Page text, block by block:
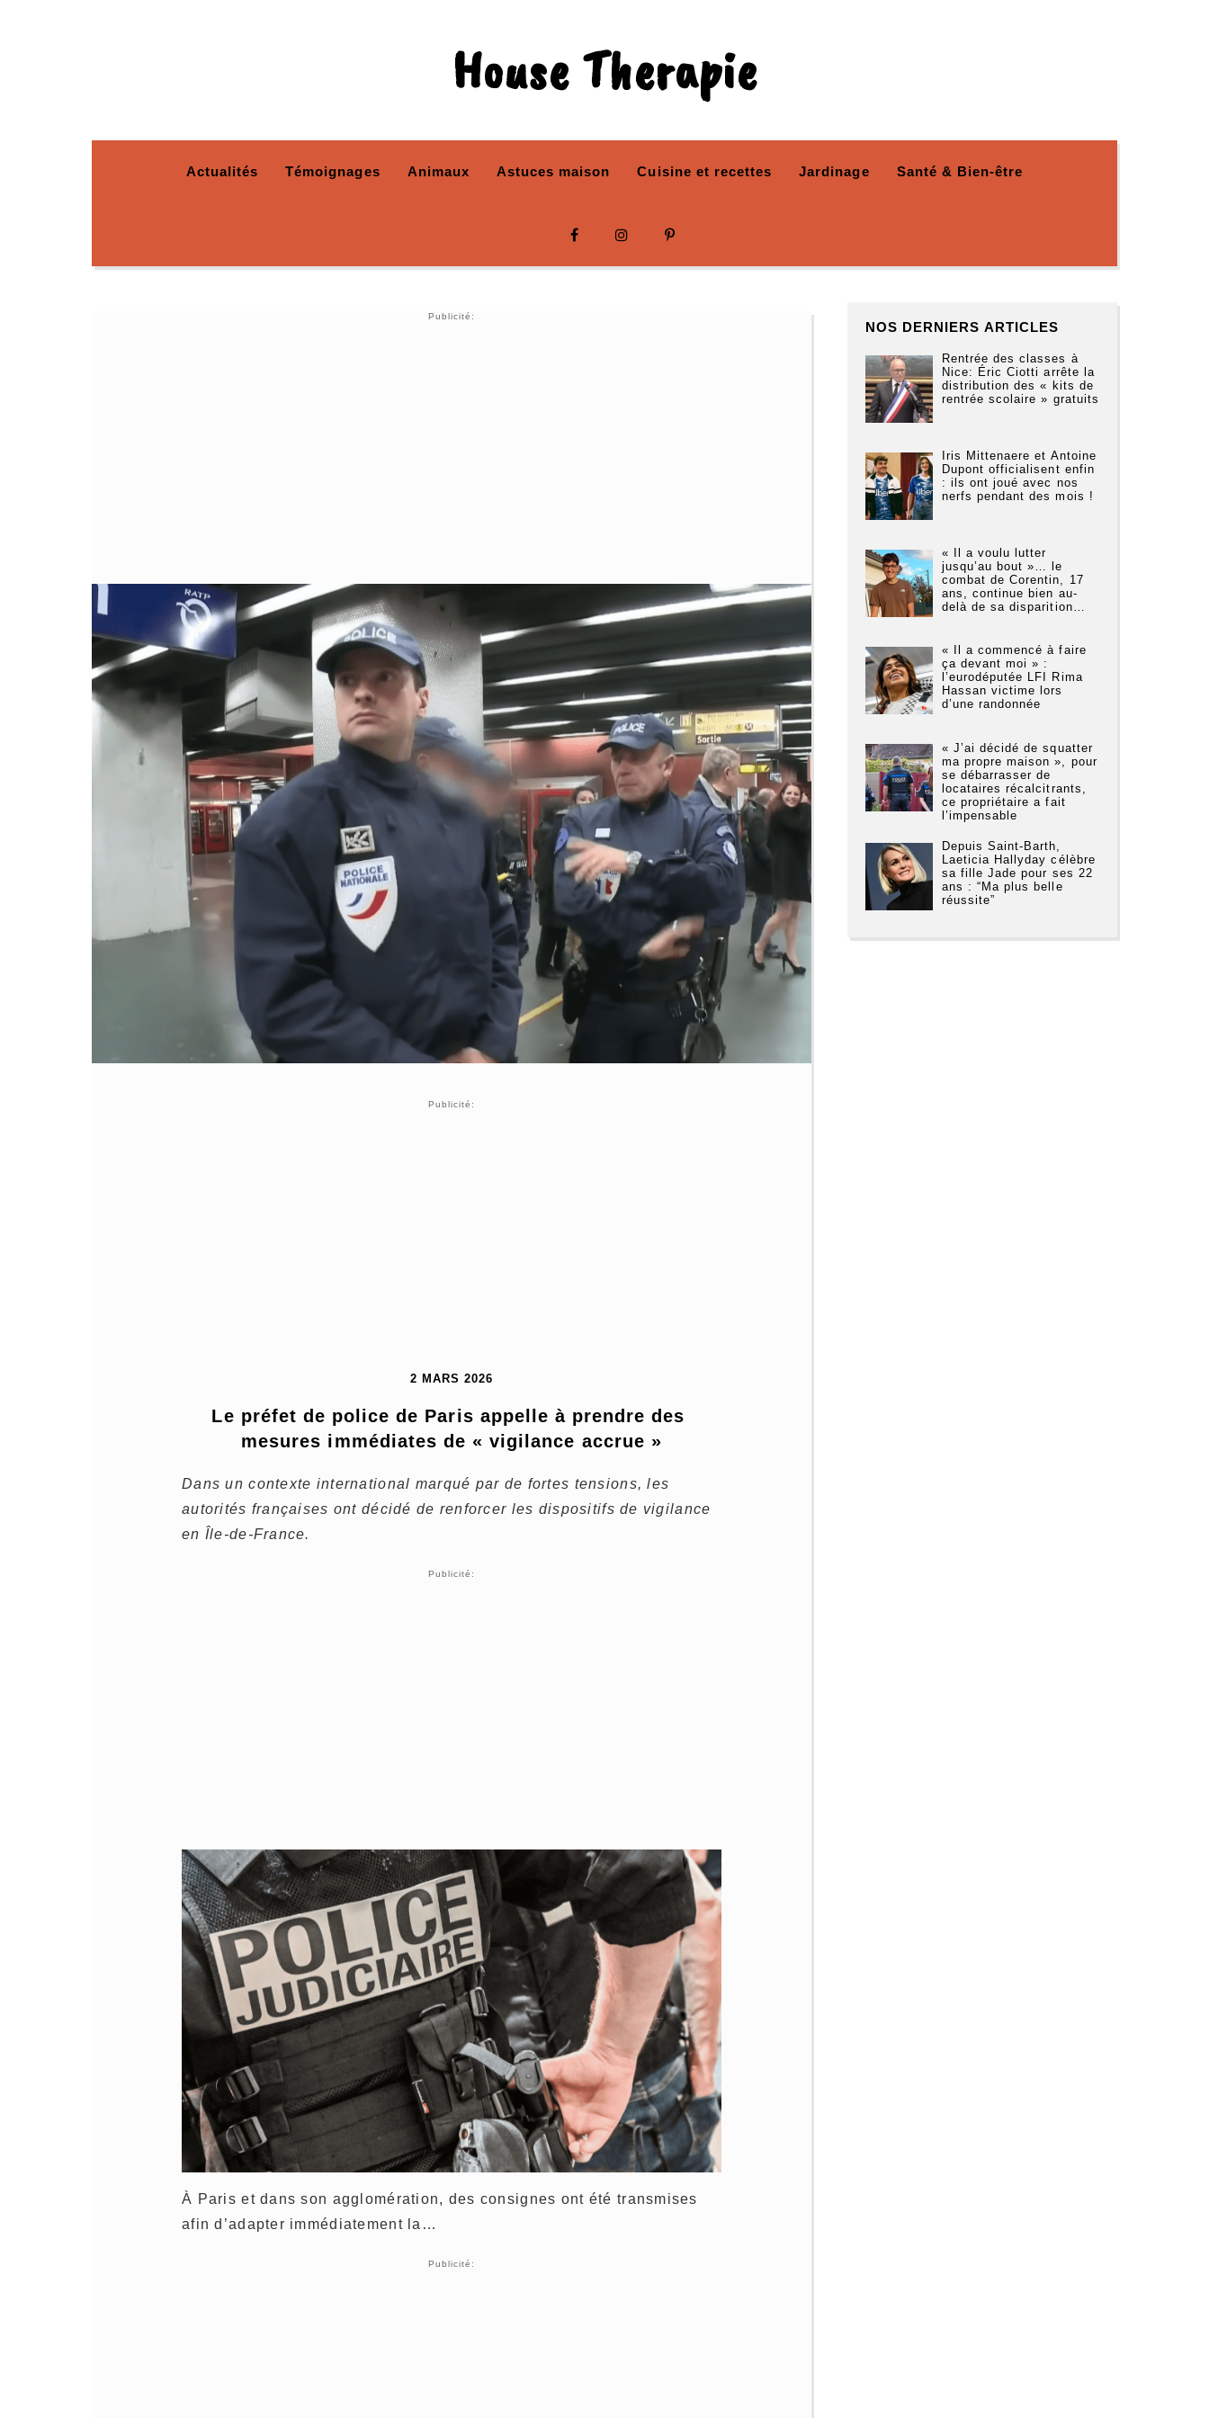
House Therapie
Actualités Témoignages Animaux Astuces maison Cuisine et recettes Jardinage Santé & Bien-être
Publicité:
Publicité:
2 MARS 2026
Le préfet de police de Paris appelle à prendre des
mesures immédiates de « vigilance accrue »
Dans un contexte international marqué par de fortes tensions, les
autorités françaises ont décidé de renforcer les dispositifs de vigilance
en Île-de-France.
Publicité:
À Paris et dans son agglomération, des consignes ont été transmises
afin d’adapter immédiatement la…
Publicité:
NOS DERNIERS ARTICLES
Rentrée des classes à
Nice: Éric Ciotti arrête la
distribution des « kits de
rentrée scolaire » gratuits
Iris Mittenaere et Antoine
Dupont officialisent enfin
: ils ont joué avec nos
nerfs pendant des mois !
« Il a voulu lutter
jusqu’au bout »… le
combat de Corentin, 17
ans, continue bien au-
delà de sa disparition…
« Il a commencé à faire
ça devant moi » :
l’eurodéputée LFI Rima
Hassan victime lors
d’une randonnée
« J’ai décidé de squatter
ma propre maison », pour
se débarrasser de
locataires récalcitrants,
ce propriétaire a fait
l’impensable
Depuis Saint-Barth,
Laeticia Hallyday célèbre
sa fille Jade pour ses 22
ans : “Ma plus belle
réussite”